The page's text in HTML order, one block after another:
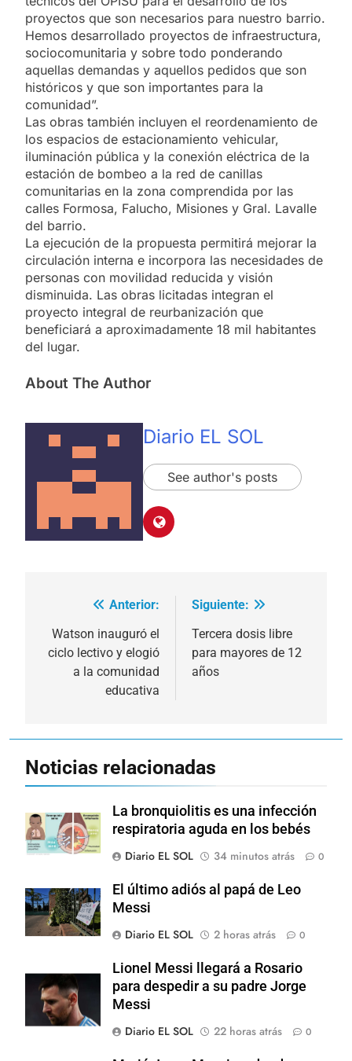
proyectos que son necesarios para nuestro barrio.
Hemos desarrollado proyectos de infraestructura,
sociocomunitaria y sobre todo ponderando
aquellas demandas y aquellos pedidos que son
históricos y que son importantes para la
comunidad”.
Las obras también incluyen el reordenamiento de
los espacios de estacionamiento vehicular,
iluminación pública y la conexión eléctrica de la
estación de bombeo a la red de canillas
comunitarias en la zona comprendida por las
calles Formosa, Falucho, Misiones y Gral. Lavalle
del barrio.
La ejecución de la propuesta permitirá mejorar la
circulación interna e incorpora las necesidades de
personas con movilidad reducida y visión
disminuida. Las obras licitadas integran el
proyecto integral de reurbanización que
beneficiará a aproximadamente 18 mil habitantes
del lugar.
About The Author
Diario EL SOL
See author's posts
Navegación
de
entradas
Anterior:
Watson inauguró el
ciclo lectivo y elogió
a la comunidad
educativa
Siguiente:
Tercera dosis libre
para mayores de 12
años
Noticias relacionadas
La bronquiolitis es una infección
respiratoria aguda en los bebés
Diario EL SOL
34 minutos atrás 0
El último adiós al papá de Leo
Messi
Diario EL SOL
2 horas atrás 0
Lionel Messi llegará a Rosario
para despedir a su padre Jorge
Messi
Diario EL SOL
22 horas atrás 0